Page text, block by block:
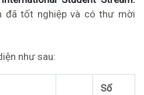
đã tốt nghiệp và có thư mời
như sau:
Số